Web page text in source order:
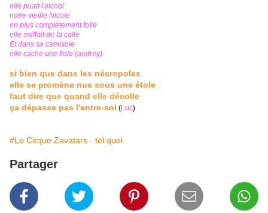
elle puait l'alcool
notre vieille Nicole
en plus complètement folle
elle sniffait de la colle
Et dans sa camisole
elle cache une fiole (audrey)
si bien que dans les nécropoles
elle se promène nue sous une étole
faut dire que quand elle décolle
ça dépasse pas l'entre-sol (Luc)
#Le Cirque Zavatars - tel quel
Partager